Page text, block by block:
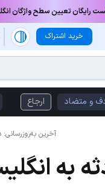
رایگان تعیین سطح واژگان
خرید اشتراک
و متضاد ارجاع
آخرین به‌روزرسانی:
به